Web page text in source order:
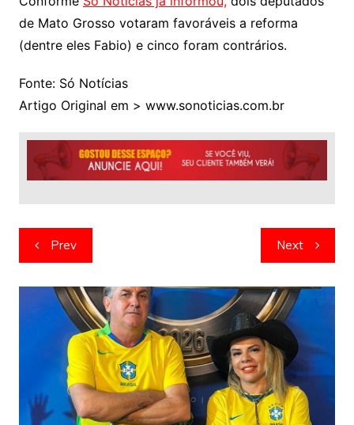
de Mato Grosso votaram favoráveis a reforma
(dentre eles Fabio) e cinco foram contrários.
Fonte: Só Notícias
Artigo Original em > www.sonoticias.com.br
Navegação
de
artigos
Prev Next